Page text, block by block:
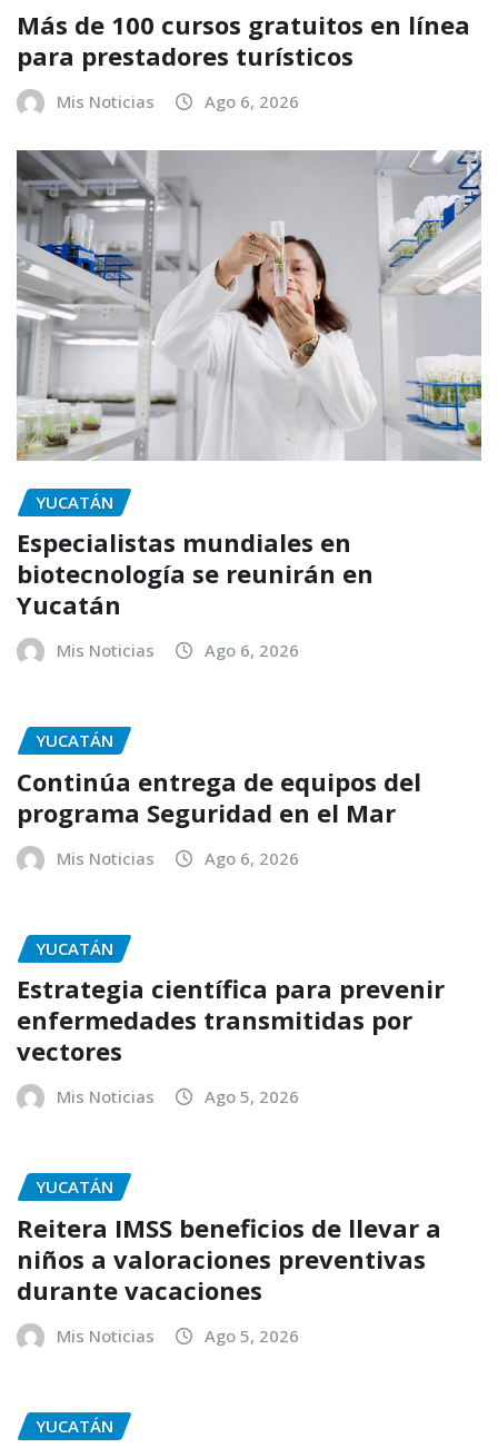
Más de 100 cursos gratuitos en línea
para prestadores turísticos
Mis Noticias Ago 6, 2026
YUCATÁN
Especialistas mundiales en
biotecnología se reunirán en
Yucatán
Mis Noticias Ago 6, 2026
YUCATÁN
Continúa entrega de equipos del
programa Seguridad en el Mar
Mis Noticias Ago 6, 2026
YUCATÁN
Estrategia científica para prevenir
enfermedades transmitidas por
vectores
Mis Noticias Ago 5, 2026
YUCATÁN
Reitera IMSS beneficios de llevar a
niños a valoraciones preventivas
durante vacaciones
Mis Noticias Ago 5, 2026
YUCATÁN